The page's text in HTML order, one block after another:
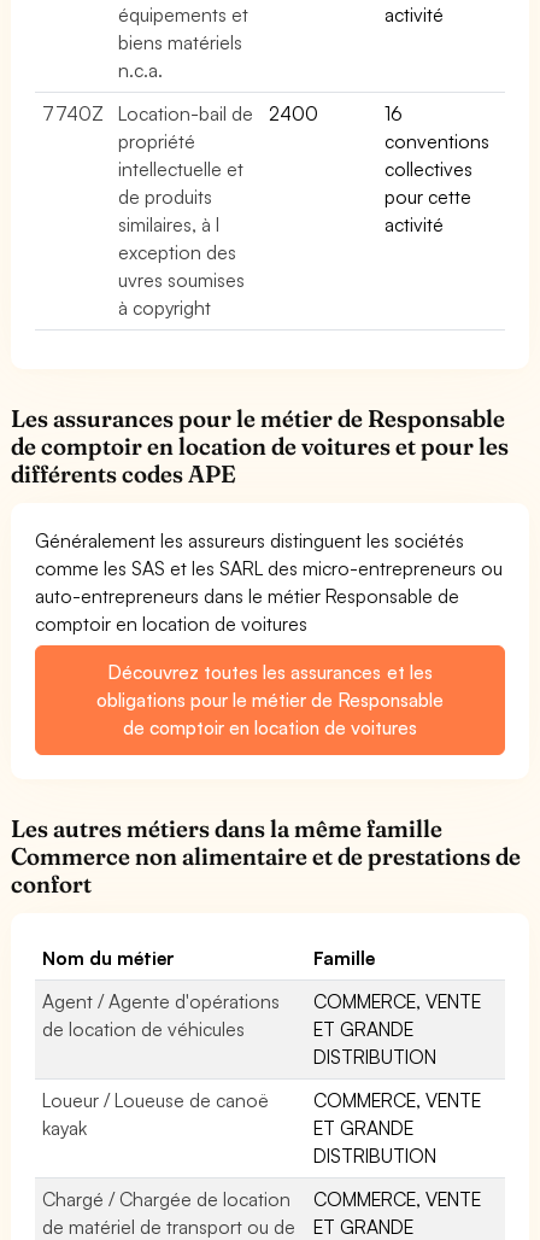
équipements et
biens matériels
n.c.a.
activité
7740Z
Location-bail de
propriété
intellectuelle et
de produits
similaires, à l
exception des
uvres soumises
à copyright
2400
16
conventions
collectives
pour cette
activité
Les assurances pour le métier de Responsable
de comptoir en location de voitures et pour les
différents codes APE
Généralement les assureurs distinguent les sociétés
comme les SAS et les SARL des micro-entrepreneurs ou
auto-entrepreneurs dans le métier Responsable de
comptoir en location de voitures
Découvrez toutes les assurances et les
obligations pour le métier de Responsable
de comptoir en location de voitures
Les autres métiers dans la même famille
Commerce non alimentaire et de prestations de
confort
Nom du métier
Famille
Agent / Agente d'opérations
de location de véhicules
COMMERCE, VENTE
ET GRANDE
DISTRIBUTION
Loueur / Loueuse de canoë
kayak
COMMERCE, VENTE
ET GRANDE
DISTRIBUTION
Chargé / Chargée de location
de matériel de transport ou de
COMMERCE, VENTE
ET GRANDE